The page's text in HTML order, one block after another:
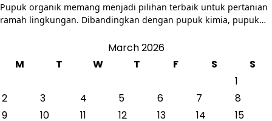
Pupuk organik memang menjadi pilihan terbaik untuk pertanian
ramah lingkungan. Dibandingkan dengan pupuk kimia, pupuk…
March 2026
M
T W T F S
S
1
2
3 4 5 6 7
8
9
10 11 12 13 14
15